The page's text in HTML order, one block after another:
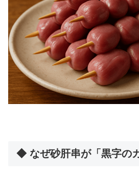
◆ なぜ砂肝串が「黒字の